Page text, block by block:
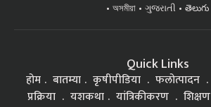
অসমীয়া
ગુજરાતી తెలుగు
Quick Links
होम बातम्या कृषीपीडिया फलोत्पादन
प्रक्रिया
यशकथा यांत्रिकीकरण शिक्षण